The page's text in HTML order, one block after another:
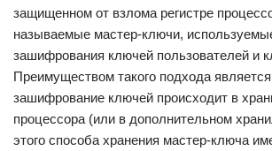
защищенном от взлома регистре
называемые мастер-ключи,
зашифрования ключей пользователей и
Преимуществом такого подхода
зашифрование ключей происходит в
процессора (или в дополнительном
этого способа хранения мастер-ключа